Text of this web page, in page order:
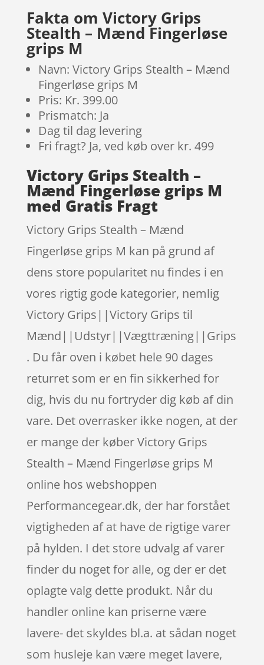
mmelser
Fakta om Victory Grips
Stealth – Mænd Fingerløse
grips M
Navn: Victory Grips Stealth – Mænd
Fingerløse grips M
Pris: Kr. 399.00
Prismatch: Ja
Dag til dag levering
Fri fragt? Ja, ved køb over kr. 499
Victory Grips Stealth –
Mænd Fingerløse grips M
med Gratis Fragt
Victory Grips Stealth – Mænd
Fingerløse grips M kan på grund af
dens store popularitet nu findes i en
vores rigtig gode kategorier, nemlig
Victory Grips||Victory Grips til
Mænd||Udstyr||Vægttræning||Grips
. Du får oven i købet hele 90 dages
returret som er en fin sikkerhed for
dig, hvis du nu fortryder dig køb af din
vare. Det overrasker ikke nogen, at der
er mange der køber Victory Grips
Stealth – Mænd Fingerløse grips M
online hos webshoppen
Performancegear.dk, der har forstået
vigtigheden af at have de rigtige varer
på hylden. I det store udvalg af varer
finder du noget for alle, og der er det
oplagte valg dette produkt. Når du
handler online kan priserne være
lavere- det skyldes bl.a. at sådan noget
som husleje kan være meget lavere,